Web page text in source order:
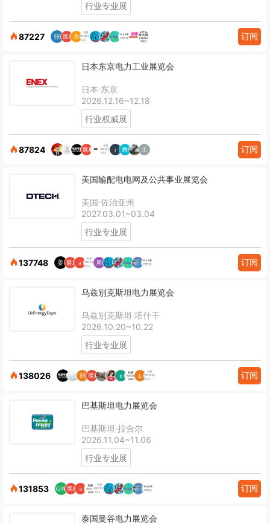
行业专业展
87227 订阅
日本东京电力工业展览会
日本·东京
2026.12.16~12.18
行业权威展
87824 订阅
美国输配电电网及公共事业展览会
美国·佐治亚州
2027.03.01~03.04
行业专业展
137748 订阅
乌兹别克斯坦电力展览会
乌兹别克斯坦·塔什干
2026.10.20~10.22
行业专业展
138026 订阅
巴基斯坦电力展览会
巴基斯坦·拉合尔
2026.11.04~11.06
行业专业展
131853 订阅
泰国曼谷电力展览会